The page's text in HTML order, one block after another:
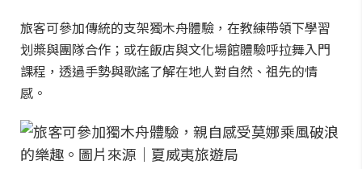
旅客可參加傳統的支架獨木舟體驗，在教練帶領下學習
划槳與團隊合作；或在飯店與文化場館體驗呼拉舞入門
課程，透過手勢與歌謠了解在地人對自然、祖先的情
感。